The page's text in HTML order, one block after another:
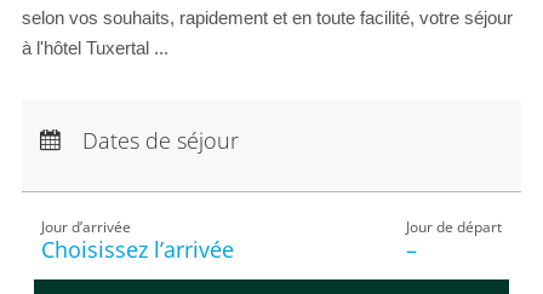
selon vos souhaits, rapidement et en toute facilité, votre séjour
à l'hôtel Tuxertal ...
Départ : Aucun choix
Dates de séjour